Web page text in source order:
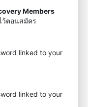
Members
ว้ตอนสมัคร
linked to your
linked to your